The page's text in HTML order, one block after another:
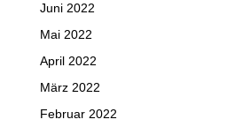
Juni 2022
Mai 2022
April 2022
März 2022
Februar 2022